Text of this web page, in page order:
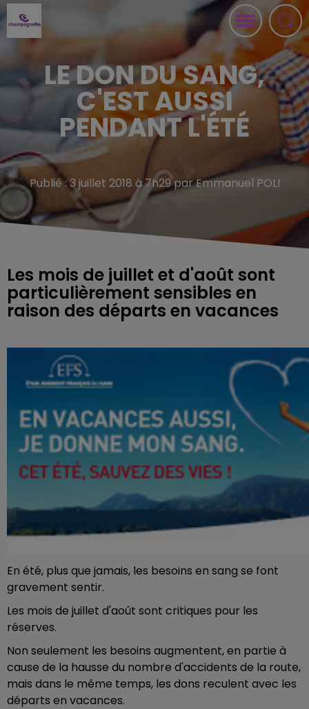
LE DON DU SANG,
C'EST AUSSI
PENDANT L'ÉTÉ
Publié : 3 juillet 2018 à 7h29 par Emmanuel POLI
Les mois de juillet et d'août sont
particulièrement sensibles en
raison des départs en vacances
En été, plus que jamais, les besoins en sang se font
gravement sentir.
Les mois de juillet d'août sont critiques pour les
réserves.
Non seulement les besoins augmentent, en partie à
cause de la hausse du nombre d'accidents de la route,
mais dans le même temps, les dons reculent avec les
départs en vacances.